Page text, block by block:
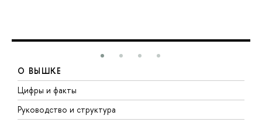
О ВЫШКЕ
Цифры и факты
Руководство и структура